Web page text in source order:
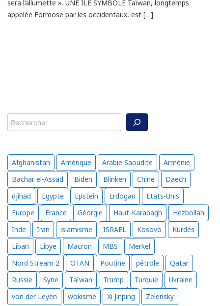
sera l’allumette ». UNE ILE SYMBOLE Taïwan, longtemps
appelée Formose par les occidentaux, est […]
Rechercher
Afghanistan Amérique Arabie Saoudite
Arménie
Bachar el-Assad
Biden Blinken Chine
Daech
djihad
Egypte Epstein Erdogan
Etats-Unis
Europe
France Géorgie Haut-Karabagh
Hezbollah
Inde
Iran islamisme ISRAEL Kosovo
Kurdes
Liban
Libye Macron MBS
Merkel
Nord Stream 2
OTAN Poutine pétrole
Qatar
Russie
Syrie Taïwan Trump Turquie
Ukraine
von der Leyen
wokisme Xi Jinping Zelensky